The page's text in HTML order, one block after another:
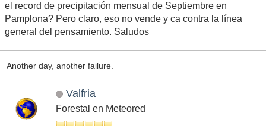
el record de precipitación mensual de Septiembre en
Pamplona? Pero claro, eso no vende y ca contra la línea
general del pensamiento. Saludos
Another day, another failure.
Valfria
Forestal en Meteored